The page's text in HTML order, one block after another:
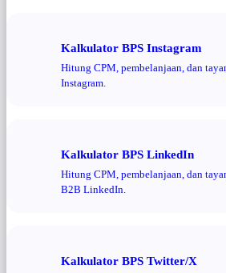
Kalkulator BPS Instagram
Hitung CPM, pembelanjaan, dan
Instagram.
Kalkulator BPS LinkedIn
Hitung CPM, pembelanjaan, dan
B2B LinkedIn.
Kalkulator BPS Twitter/X